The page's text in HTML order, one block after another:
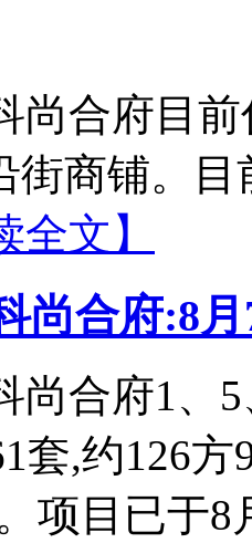
尚合府目
街商铺。
全文】
尚合府:8
尚合府1、
套,约126方
项目已于